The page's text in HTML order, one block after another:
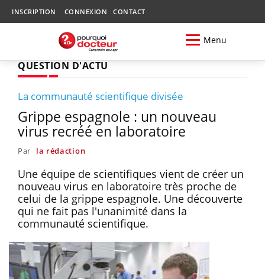
INSCRIPTION CONNEXION CONTACT
Menu
QUESTION D'ACTU
La communauté scientifique divisée
Grippe espagnole : un nouveau
virus recréé en laboratoire
Par la rédaction
Une équipe de scientifiques vient de créer un
nouveau virus en laboratoire très proche de
celui de la grippe espagnole. Une découverte
qui ne fait pas l'unanimité dans la
communauté scientifique.